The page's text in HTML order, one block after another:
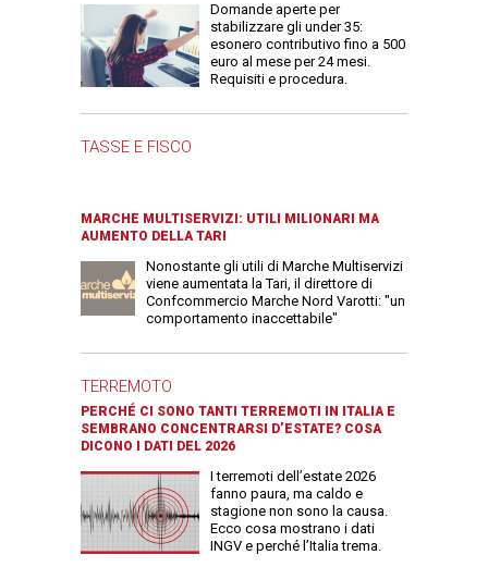
Domande aperte per
stabilizzare gli under 35:
esonero contributivo fino a 500
euro al mese per 24 mesi.
Requisiti e procedura.
TASSE E FISCO
MARCHE MULTISERVIZI: UTILI MILIONARI MA
AUMENTO DELLA TARI
Nonostante gli utili di Marche Multiservizi
viene aumentata la Tari, il direttore di
Confcommercio Marche Nord Varotti: "un
comportamento inaccettabile"
TERREMOTO
PERCHÉ CI SONO TANTI TERREMOTI IN ITALIA E
SEMBRANO CONCENTRARSI D’ESTATE? COSA
DICONO I DATI DEL 2026
I terremoti dell’estate 2026
fanno paura, ma caldo e
stagione non sono la causa.
Ecco cosa mostrano i dati
INGV e perché l’Italia trema.